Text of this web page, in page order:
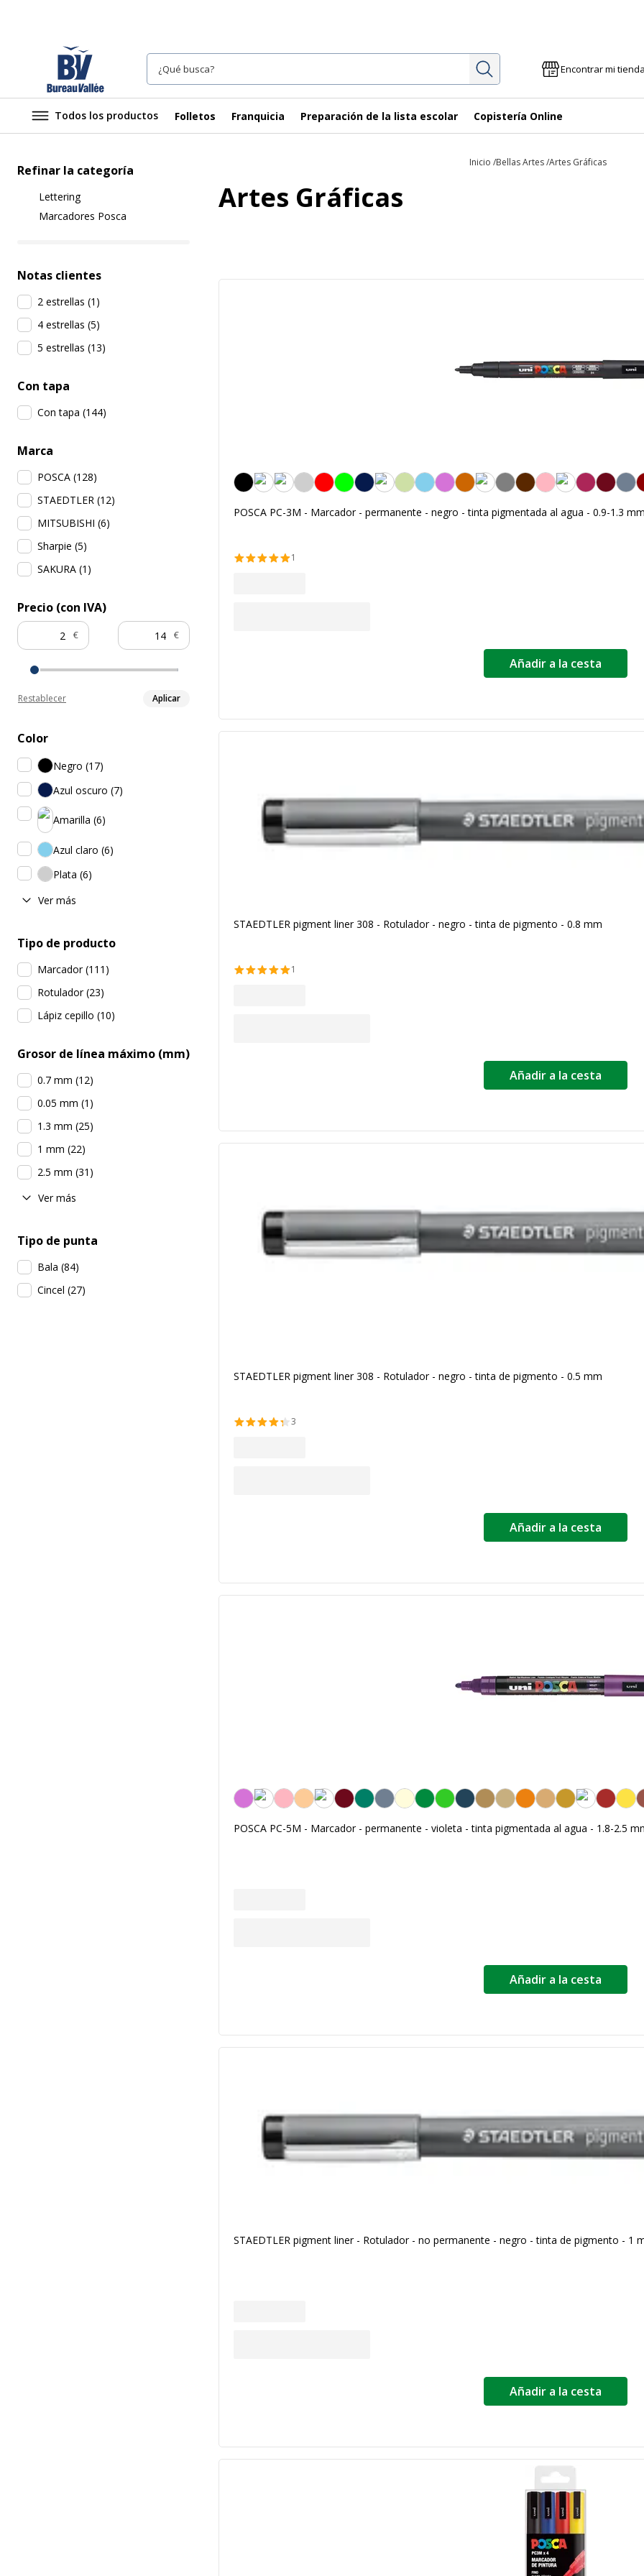
InvestigaciónEncontrar mi tienda
Todos los productos Folletos Franquicia Preparación de la lista escolar Copistería Online
Refinar la categoría
Lettering
Marcadores Posca
Notas clientes
2 estrellas (1 )
4 estrellas (5)
5 estrellas (13)
Con tapa
Con tapa (144)
Marca
POSCA (128)
STAEDTLER (12)
MITSUBISHI (6)
Sharpie (5)
SAKURA (1 )
Precio (con IVA)
€ €
Restablecer Aplicar
Color
Negro (17)
Azul oscuro (7)
Amarilla (6)
Azul claro (6)
Plata (6)
Ver más
Tipo de producto
Marcador(111 )
Rotulador(23)
Lápiz cepillo (10)
Grosor de línea máximo (mm)
0.7 mm (12)
0.05 mm (1 )
1.3 mm (25)
1 mm (22)
2.5 mm (31 )
Ver más
Tipo de punta
Bala (84)
Cincel (27)
Inicio Bellas Artes Artes Gráficas
Artes Gráficas
Negro
POSCA PC-3M - Marcador - permanente - negro - tinta pigmentada al agua - 0.9-1.3
1
Añadir a la cesta
STAEDTLER pigment liner 308 - Rotulador - negro - tinta de pigmento - 0.8 mm
1
Añadir a la cesta
STAEDTLER pigment liner 308 - Rotulador - negro - tinta de pigmento - 0.5 mm
3
Añadir a la cesta
Morado
POSCA PC-5M - Marcador - permanente - violeta - tinta pigmentada al agua - 1.8-2.5
Añadir a la cesta
STAEDTLER pigment liner - Rotulador - no permanente - negro - tinta de pigmento - 1
Añadir a la cesta